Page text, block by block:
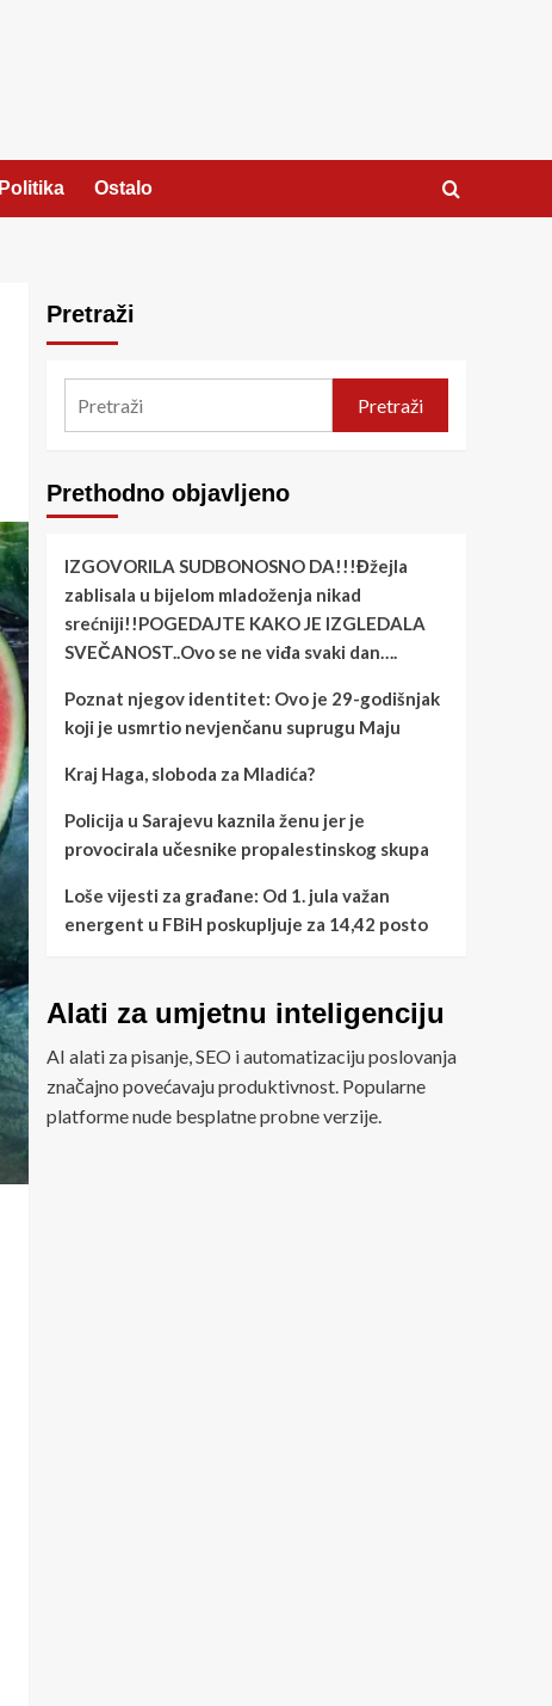
Politika Ostalo
Pretraži
Pretraži
Prethodno objavljeno
IZGOVORILA SUDBONOSNO DA!!!Đžejla
zablisala u bijelom mladoženja nikad
srećniji!!POGEDAJTE KAKO JE IZGLEDALA
SVEČANOST..Ovo se ne viđa svaki dan….
Poznat njegov identitet: Ovo je 29-godišnjak
koji je usmrtio nevjenčanu suprugu Maju
Kraj Haga, sloboda za Mladića?
Policija u Sarajevu kaznila ženu jer je
provocirala učesnike propalestinskog skupa
Loše vijesti za građane: Od 1. jula važan
energent u FBiH poskupljuje za 14,42 posto
Alati za umjetnu inteligenciju
AI alati za pisanje, SEO i automatizaciju poslovanja
značajno povećavaju produktivnost. Popularne
platforme nude besplatne probne verzije.